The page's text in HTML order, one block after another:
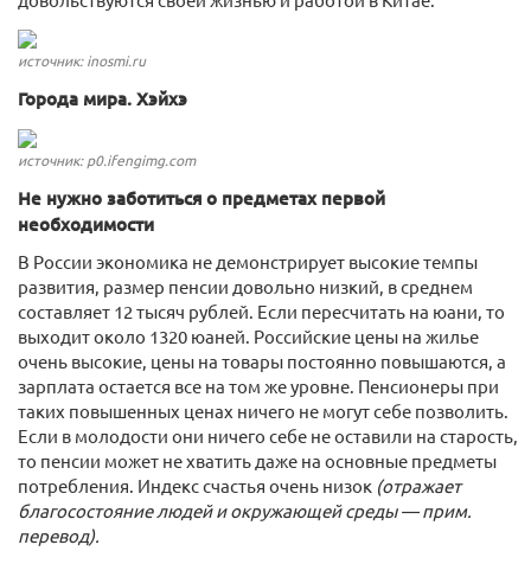
источник: inosmi.ru
Города мира. Хэйхэ
источник: p0.ifengimg.com
Не нужно заботиться о предметах первой
необходимости
В России экономика не демонстрирует высокие темпы
развития, размер пенсии довольно низкий, в среднем
составляет 12 тысяч рублей. Если пересчитать на юани, то
выходит около 1320 юаней. Российские цены на жилье
очень высокие, цены на товары постоянно повышаются, а
зарплата остается все на том же уровне. Пенсионеры при
таких повышенных ценах ничего не могут себе позволить.
Если в молодости они ничего себе не оставили на старость,
то пенсии может не хватить даже на основные предметы
потребления. Индекс счастья очень низок (отражает
благосостояние людей и окружающей среды — прим.
перевод).